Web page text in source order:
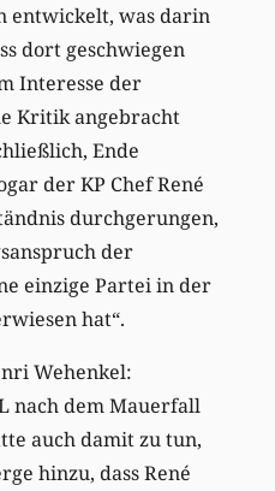
entwickelt, was darin
dort geschwiegen
Interesse der
Kritik angebracht
Ende
der KP Chef René
durchgerungen,
der
einzige Partei in der
hat“.
Wehenkel:
nach dem Mauerfall
auch damit zu tun,
hinzu, dass René